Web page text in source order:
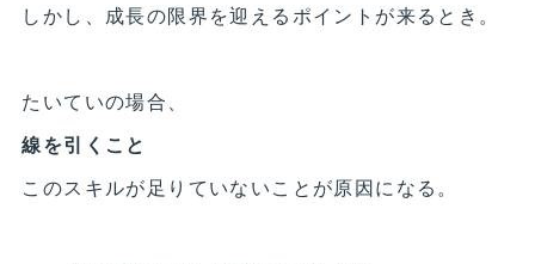
しかし、成長の限界を迎えるポイントが来るとき。
たいていの場合、
線を引くこと
このスキルが足りていないことが原因になる。